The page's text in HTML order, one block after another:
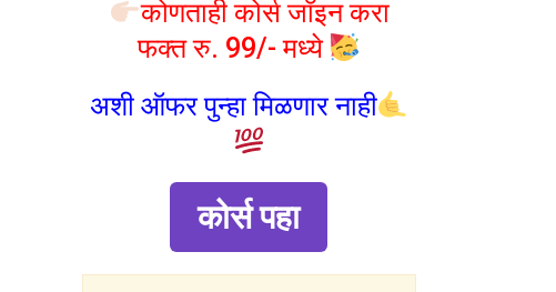
कोणताही कोर्स जॉइन करा
फक्त रु. 99/- मध्ये
अशी ऑफर पुन्हा मिळणार नाही
कोर्स पहा